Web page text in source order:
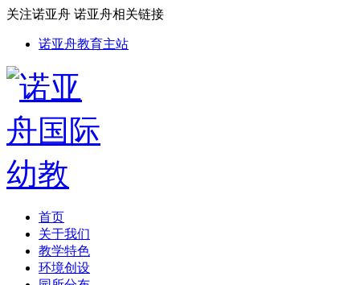
关注诺亚舟 诺亚舟相关链接
诺亚舟教育主站
首页
关于我们
教学特色
环境创设